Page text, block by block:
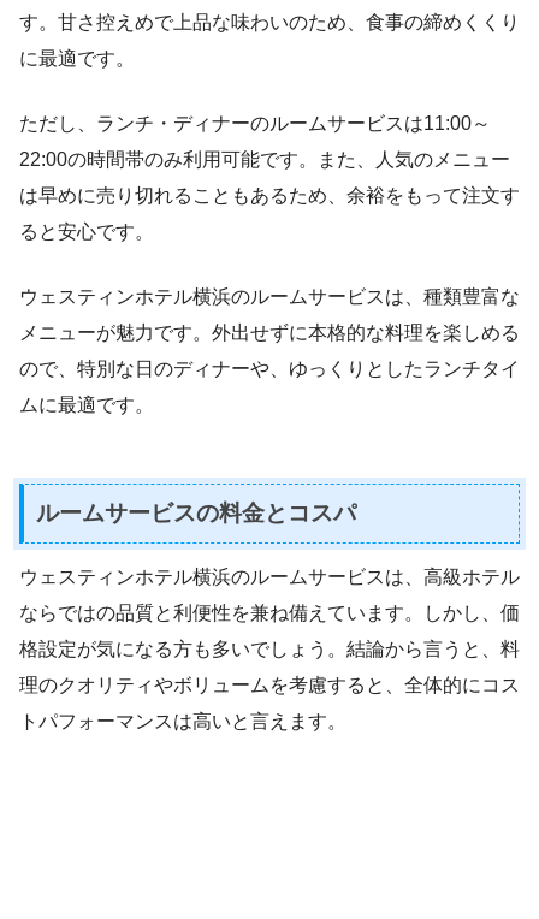
す。甘さ控えめで上品な味わいのため、食事の締めくくり
に最適です。
ただし、ランチ・ディナーのルームサービスは11:00～
22:00の時間帯のみ利用可能です。また、人気のメニュー
は早めに売り切れることもあるため、余裕をもって注文す
ると安心です。
ウェスティンホテル横浜のルームサービスは、種類豊富な
メニューが魅力です。外出せずに本格的な料理を楽しめる
ので、特別な日のディナーや、ゆっくりとしたランチタイ
ムに最適です。
ルームサービスの料金とコスパ
ウェスティンホテル横浜のルームサービスは、高級ホテル
ならではの品質と利便性を兼ね備えています。しかし、価
格設定が気になる方も多いでしょう。結論から言うと、料
理のクオリティやボリュームを考慮すると、全体的にコス
トパフォーマンスは高いと言えます。